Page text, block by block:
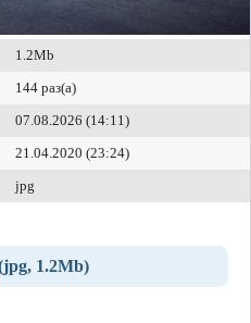
1.2Mb
144 раз(а)
07.08.2026 (14:11)
21.04.2020 (23:24)
jpg
1.2Mb)